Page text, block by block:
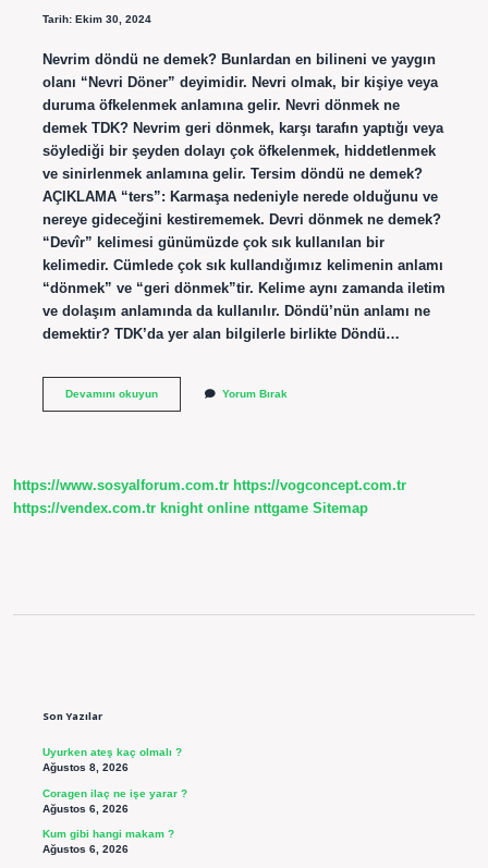
Tarih: Ekim 30, 2024
Nevrim döndü ne demek? Bunlardan en bilineni ve yaygın
olanı “Nevri Döner” deyimidir. Nevri olmak, bir kişiye veya
duruma öfkelenmek anlamına gelir. Nevri dönmek ne
demek TDK? Nevrim geri dönmek, karşı tarafın yaptığı veya
söylediği bir şeyden dolayı çok öfkelenmek, hiddetlenmek
ve sinirlenmek anlamına gelir. Tersim döndü ne demek?
AÇIKLAMA “ters”: Karmaşa nedeniyle nerede olduğunu ve
nereye gideceğini kestirememek. Devri dönmek ne demek?
“Devîr” kelimesi günümüzde çok sık kullanılan bir
kelimedir. Cümlede çok sık kullandığımız kelimenin anlamı
“dönmek” ve “geri dönmek”tir. Kelime aynı zamanda iletim
ve dolaşım anlamında da kullanılır. Döndü’nün anlamı ne
demektir? TDK’da yer alan bilgilerle birlikte Döndü…
Devamını okuyunNevrim
Yorum Bırak
https://www.sosyalforum.com.tr https://vogconcept.com.tr
https://vendex.com.tr knight online nttgame Sitemap
Son Yazılar
Uyurken ateş kaç olmalı ?
Ağustos 8, 2026
Coragen ilaç ne işe yarar ?
Ağustos 6, 2026
Kum gibi hangi makam ?
Ağustos 6, 2026